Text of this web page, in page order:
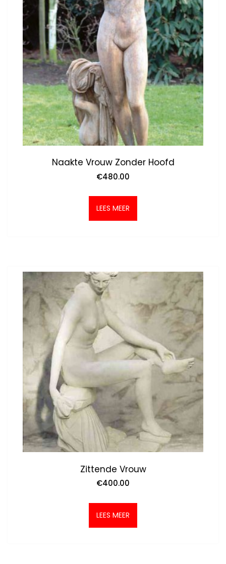
Naakte Vrouw Zonder Hoofd
€480.00
LEES MEER
Zittende Vrouw
€400.00
LEES MEER